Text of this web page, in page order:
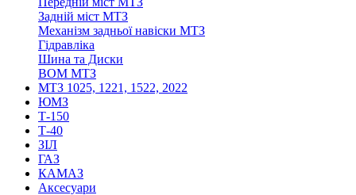
Задній міст МТЗ
Механізм задньої навіски МТЗ
Гідравліка
Шина та Диски
ВОМ МТЗ
МТЗ 1025, 1221, 1522, 2022
ЮМЗ
Т-150
Т-40
ЗІЛ
ГАЗ
КАМАЗ
Аксесуари